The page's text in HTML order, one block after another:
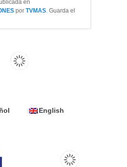
en
por TVMAS. Guarda el
English